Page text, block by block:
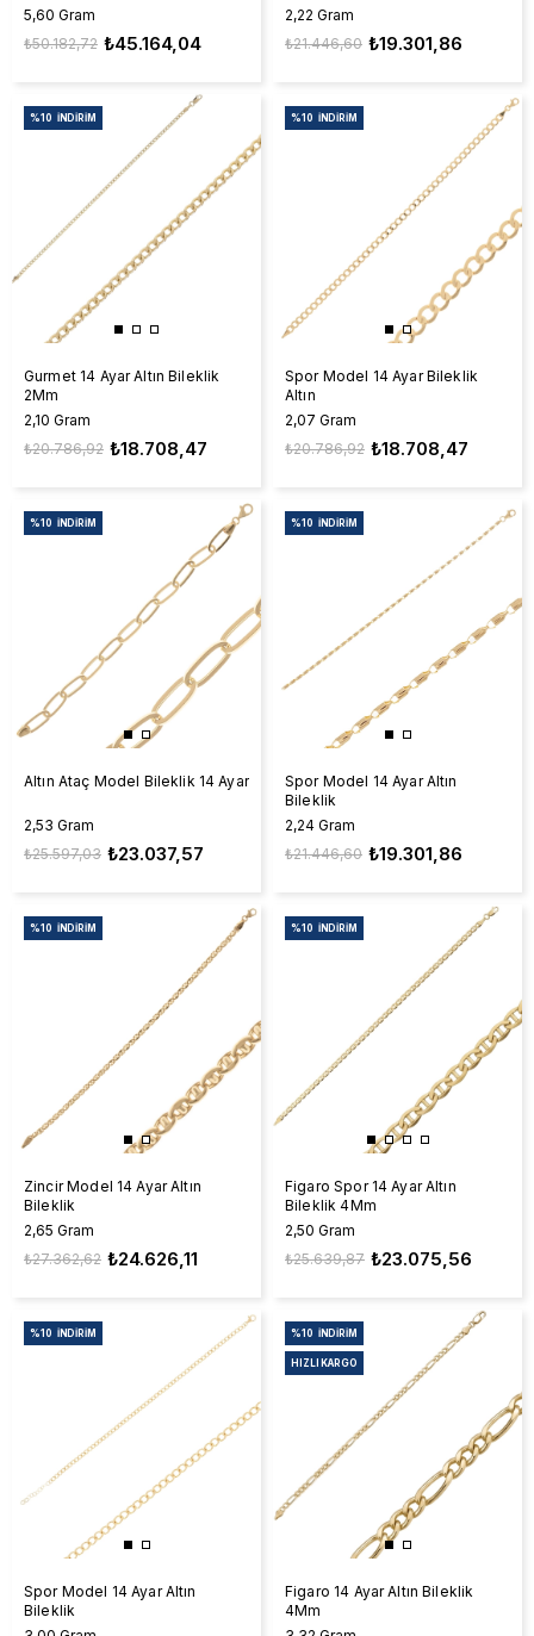
5,60 Gram
₺45.164,04
₺50.182,72
2,22 Gram
₺19.301,86
₺21.446,60
Gurmet 14 Ayar Altın Bileklik
2Mm
2,10 Gram
₺18.708,47
₺20.786,92
%10 İNDIRIM
Spor Model 14 Ayar Bileklik
Altın
2,07 Gram
₺18.708,47
₺20.786,92
%10 İNDIRIM
Altın Ataç Model Bileklik 14 Ayar
2,53 Gram
₺23.037,57
₺25.597,03
%10 İNDIRIM
Spor Model 14 Ayar Altın
Bileklik
2,24 Gram
₺19.301,86
₺21.446,60
%10 İNDIRIM
Zincir Model 14 Ayar Altın
Bileklik
2,65 Gram
₺24.626,11
₺27.362,62
%10 İNDIRIM
Figaro Spor 14 Ayar Altın
Bileklik 4Mm
2,50 Gram
₺23.075,56
₺25.639,87
%10 İNDIRIM
Spor Model 14 Ayar Altın
Bileklik
%10 İNDIRIM
Figaro 14 Ayar Altın Bileklik
4Mm
%10 İNDIRIM
HIZLI KARGO